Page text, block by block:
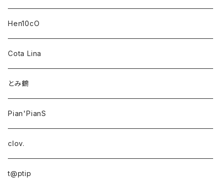
Hen10cO
Cota Lina
とみ鶴
Pian'PianS
clov.
t@ptip